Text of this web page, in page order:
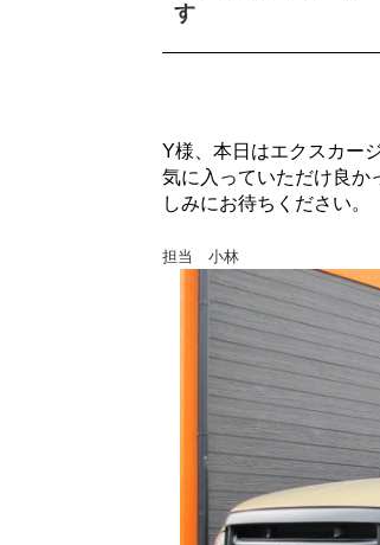
す
Y様、本日はエクスカー
気に入っていただけ良か
しみにお待ちください。
担当 小林